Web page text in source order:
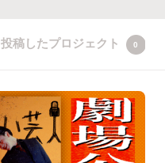
投稿したプロジェクト 0